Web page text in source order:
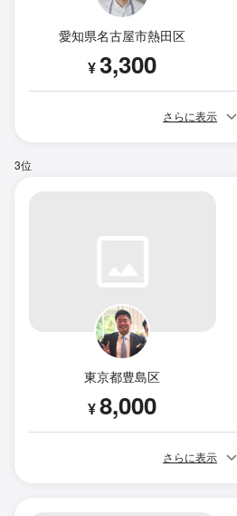
愛知県名古屋市熱田区
¥3,300
さらに表示
3位
東京都豊島区
¥8,000
さらに表示